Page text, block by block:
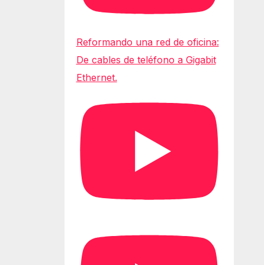
Reformando una red de oficina:
De cables de teléfono a Gigabit
Ethernet.